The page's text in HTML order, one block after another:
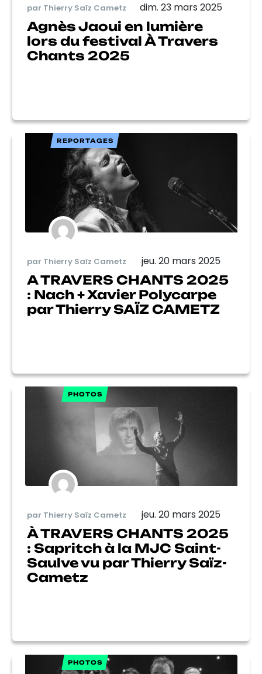
par Thierry Saïz Cametz dim. 23 mars 2025
Agnès Jaoui en lumière
lors du festival À Travers
Chants 2025
REPORTAGES
par Thierry Saïz Cametz jeu. 20 mars 2025
A TRAVERS CHANTS 2025
: Nach + Xavier Polycarpe
par Thierry SAÏZ CAMETZ
PHOTOS
par Thierry Saïz Cametz jeu. 20 mars 2025
À TRAVERS CHANTS 2025
: Sapritch à la MJC Saint-
Saulve vu par Thierry Saïz-
Cametz
PHOTOS